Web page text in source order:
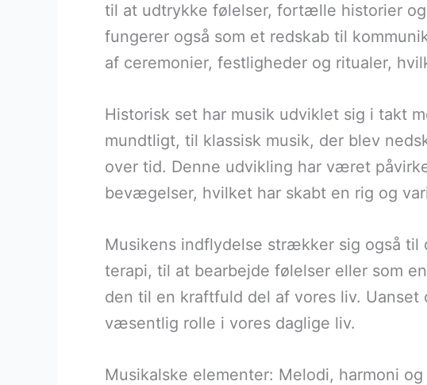
til at udtrykke følelser, fortælle historier
fungerer også som et redskab til
af ceremonier, festligheder og ritualer,
Historisk set har musik udviklet sig i takt
mundtligt, til klassisk musik, der blev
over tid. Denne udvikling har været
bevægelser, hvilket har skabt en rig og
Musikens indflydelse strækker sig også til
terapi, til at bearbejde følelser eller som
den til en kraftfuld del af vores liv.
væsentlig rolle i vores daglige liv.
Musikalske elementer: Melodi, harmoni og